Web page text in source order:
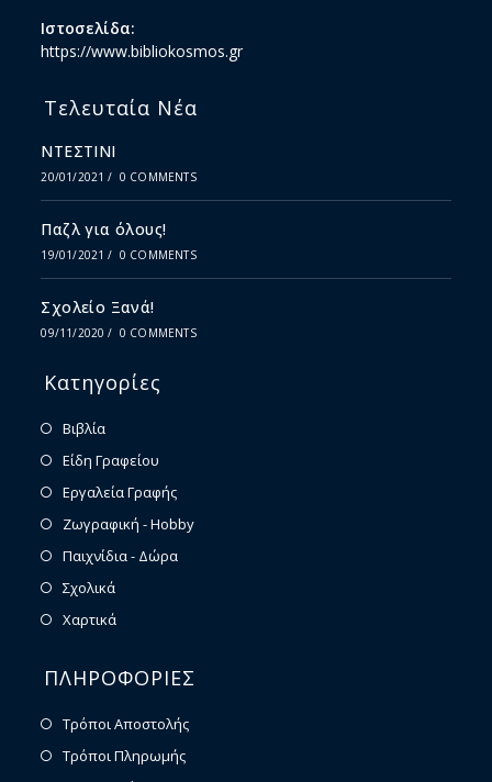
Ιστοσελίδα:
https://www.bibliokosmos.gr
Τελευταία Νέα
ΝΤΕΣΤΙΝΙ
20/01/2021 / 0 COMMENTS
Παζλ για όλους!
19/01/2021 / 0 COMMENTS
Σχολείο Ξανά!
09/11/2020 / 0 COMMENTS
Κατηγορίες
Βιβλία
Είδη Γραφείου
Εργαλεία Γραφής
Ζωγραφική - Hobby
Παιχνίδια - Δώρα
Σχολικά
Χαρτικά
ΠΛΗΡΟΦΟΡΙΕΣ
Τρόποι Αποστολής
Τρόποι Πληρωμής